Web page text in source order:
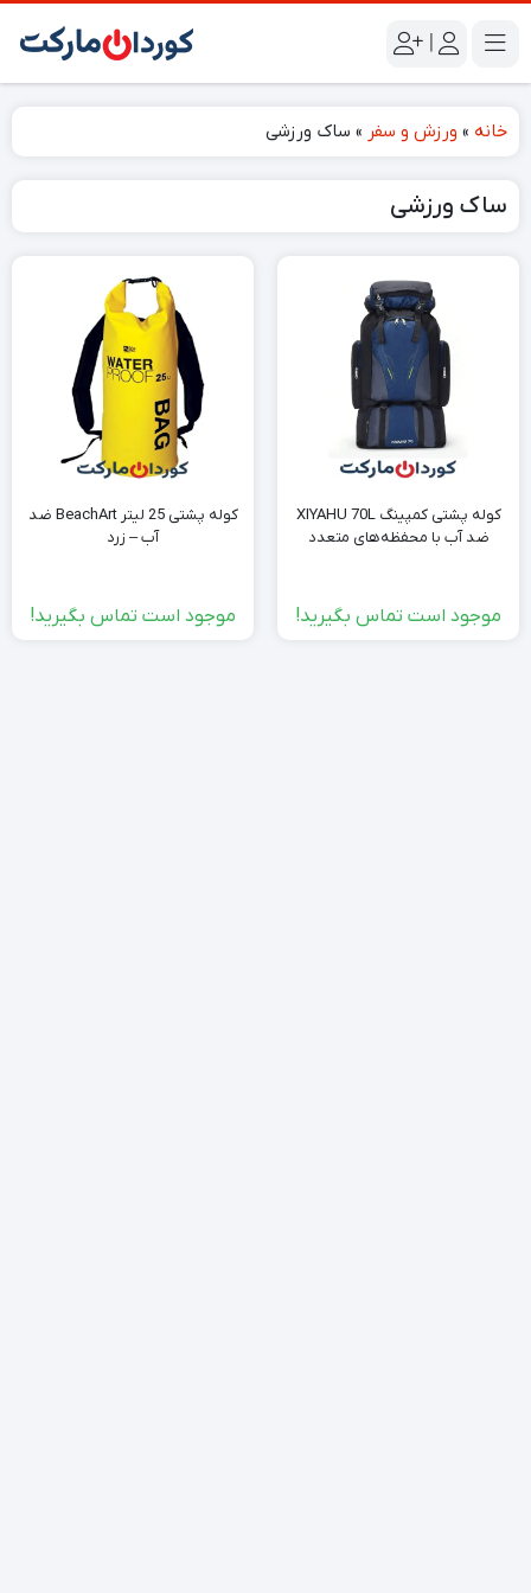
|
خانه » ورزش و سفر » ساک ورزشی
ساک ورزشی
کوله پشتی کمپینگ XIYAHU 70L
ضد آب با محفظه‌های متعدد
موجود است تماس بگیرید!
کوله پشتی 25 لیتر BeachArt ضد
آب – زرد
موجود است تماس بگیرید!